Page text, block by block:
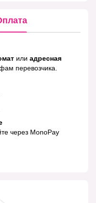
или адресная
перевозчика.
через MonoPay